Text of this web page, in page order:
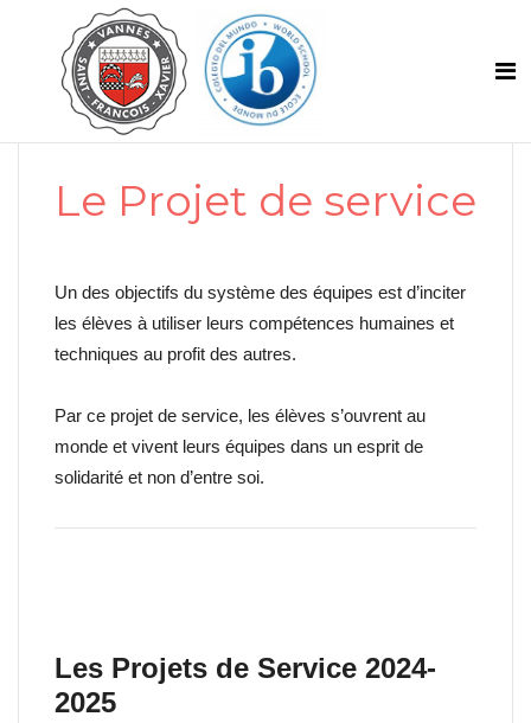
Le Projet de service
Un des objectifs du système des équipes est d’inciter
les élèves à utiliser leurs compétences humaines et
techniques au profit des autres.
Par ce projet de service, les élèves s’ouvrent au
monde et vivent leurs équipes dans un esprit de
solidarité et non d’entre soi.
Les Projets de Service 2024-
2025